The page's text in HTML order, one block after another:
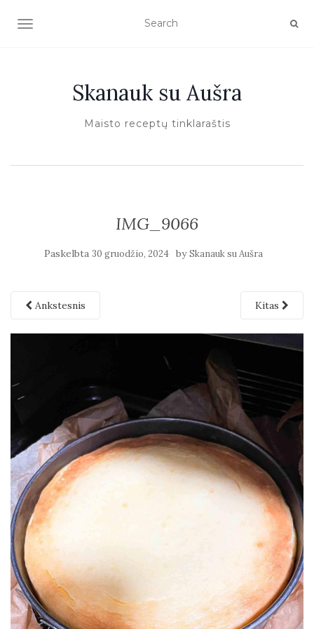
TOGGLE NAVIGATION
Skanauk su Aušra
Maisto receptų tinklaraštis
IMG_9066
Paskelbta 30 gruodžio, 2024 bySkanauk su Aušra
Ankstesnis Kitas